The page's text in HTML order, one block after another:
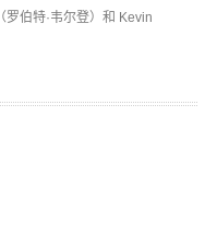
伯特·韦尔登）和 Kevin